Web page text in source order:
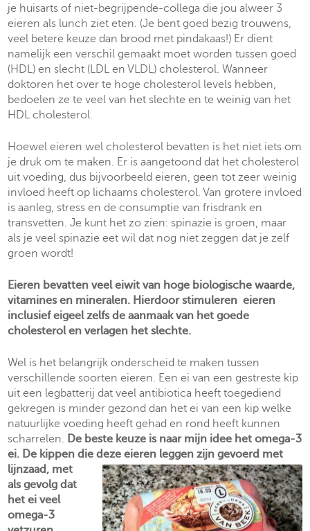
je huisarts of niet-begrijpende-collega die jou alweer 3
eieren als lunch ziet eten. (Je bent goed bezig trouwens,
veel betere keuze dan brood met pindakaas!) Er dient
namelijk een verschil gemaakt moet worden tussen goed
(HDL) en slecht (LDL en VLDL) cholesterol. Wanneer
doktoren het over te hoge cholesterol levels hebben,
bedoelen ze te veel van het slechte en te weinig van het
HDL cholesterol.
Hoewel eieren wel cholesterol bevatten is het niet iets om
je druk om te maken. Er is aangetoond dat het cholesterol
uit voeding, dus bijvoorbeeld eieren, geen tot zeer weinig
invloed heeft op lichaams cholesterol. Van grotere invloed
is aanleg, stress en de consumptie van frisdrank en
transvetten. Je kunt het zo zien: spinazie is groen, maar
als je veel spinazie eet wil dat nog niet zeggen dat je zelf
groen wordt!
Eieren bevatten veel eiwit van hoge biologische waarde,
vitamines en mineralen. Hierdoor stimuleren eieren
inclusief eigeel zelfs de aanmaak van het goede
cholesterol en verlagen het slechte.
Wel is het belangrijk onderscheid te maken tussen
verschillende soorten eieren. Een ei van een gestreste kip
uit een legbatterij dat veel antibiotica heeft toegediend
gekregen is minder gezond dan het ei van een kip welke
natuurlijke voeding heeft gehad en rond heeft kunnen
scharrelen. De beste keuze is naar mijn idee het omega-3
ei. De kippen die dezeeieren leggen zijn gevoerd met
lijnzaad, met
als gevolg dat
het ei veel
omega-3